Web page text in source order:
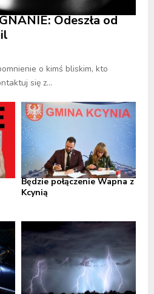
Odeszła od
o kimś bliskim, kto
się z...
Będzie połączenie Wapna z
Kcynią